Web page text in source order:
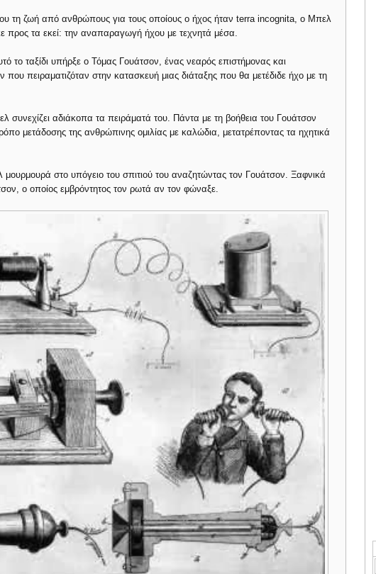
τη ζωή από ανθρώπους για τους οποίους ο ήχος ήταν terra incognita, o Μπελ
προς τα εκεί: την αναπαραγωγή ήχου με τεχνητά μέσα.
το ταξίδι υπήρξε ο Τόμας Γουάτσον, ένας νεαρός επιστήμονας και
πειραματιζόταν στην κατασκευή μιας διάταξης που θα μετέδιδε ήχο με τη
αδιάκοπα τα πειράματά του. Πάντα με τη βοήθεια του Γουάτσον
μετάδοσης της ανθρώπινης ομιλίας με καλώδια, μετατρέποντας τα ηχητικά
μουρμουρά στο υπόγειο του σπιτιού του αναζητώντας τον Γουάτσον. Ξαφνικά
ο οποίος εμβρόντητος τον ρωτά αν τον φώναξε.